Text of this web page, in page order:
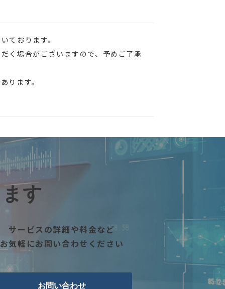
ております。
く場合がございますので、予めご了承
ります。
す
サービスの詳細や料金など
お気軽にお問い合わせください
お問い合わせ